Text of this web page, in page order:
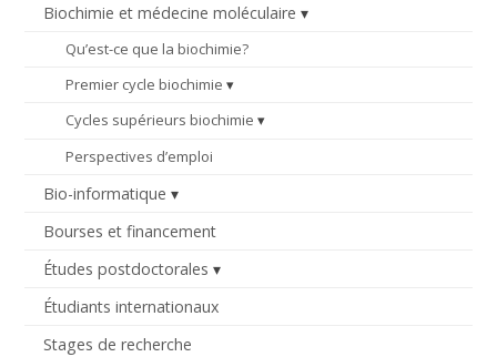
Biochimie et médecine moléculaire
Qu’est-ce que la biochimie?
Premier cycle biochimie
Cycles supérieurs biochimie
Perspectives d’emploi
Bio-informatique
Bourses et financement
Études postdoctorales
Étudiants internationaux
Stages de recherche